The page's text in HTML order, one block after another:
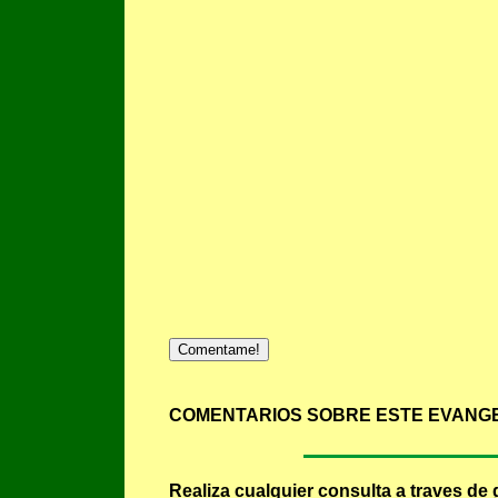
Comentame!
COMENTARIOS SOBRE ESTE
Realiza cualquier consulta a traves de